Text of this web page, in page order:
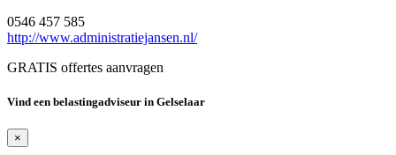
0546 457 585
http://www.administratiejansen.nl/
GRATIS offertes aanvragen
Vind een belastingadviseur in Gelselaar
×